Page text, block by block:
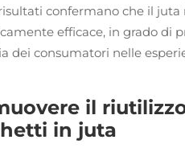
confermano che il juta
efficace, in grado di
dei consumatori nelle
il
in juta